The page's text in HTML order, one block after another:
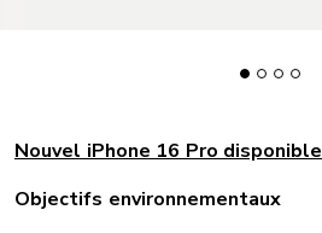
Nouvel iPhone 16 Pro disponible
Objectifs environnementaux